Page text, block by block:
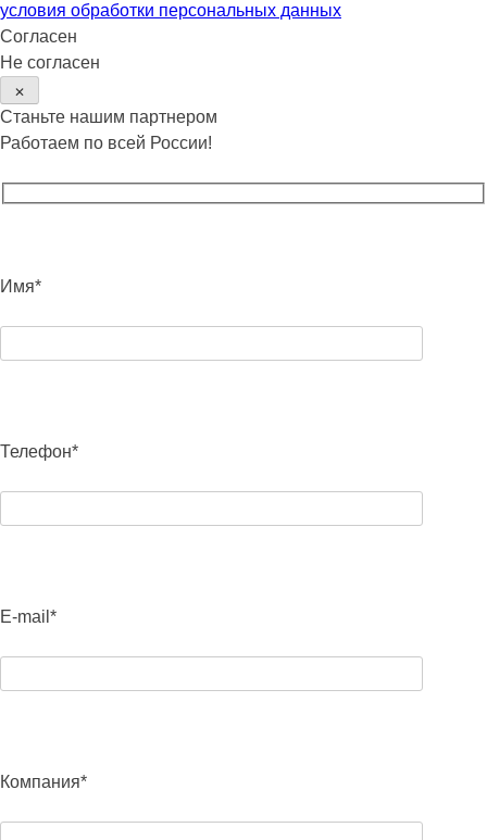
условия обработки персональных данных
Согласен
Не согласен
✕
Станьте нашим партнером
Работаем по всей России!
Имя*
Телефон*
E-mail*
Компания*